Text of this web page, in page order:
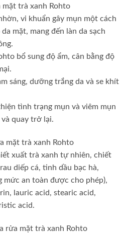
mặt trà xanh Rohto
vi khuẩn gây mụn một cách
mặt, mang đến làn da sạch
bổ sung độ ẩm, cân bằng độ
sáng, dưỡng trắng da và se khít
tình trạng mụn và viêm mụn
quay trở lại.
mặt trà xanh Rohto
xuất trà xanh tự nhiên, chiết
diếp cá, tinh dầu bạc hà,
mức an toàn được cho phép),
lauric acid, stearic acid,
acid.
rửa mặt trà xanh Rohto